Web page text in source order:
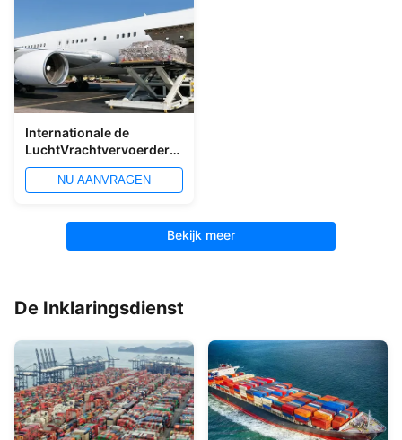
Internationale de
LuchtVrachtvervoerder
Shanghai van POL. LCL
aan LIMNU AANVRAGEN
Bekijk meer
De Inklaringsdienst